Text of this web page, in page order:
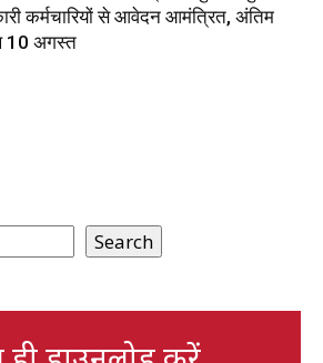
कर्मचारियों से आवेदन आमंत्रित, अंतिम
10 अगस्त
Search